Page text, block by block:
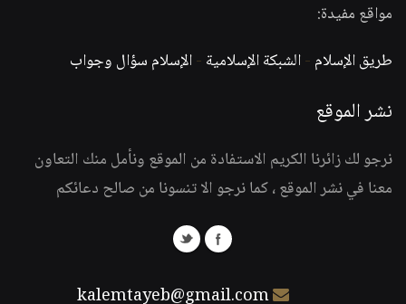
مواقع مفيدة:
طريق الإسلام -الشبكة الإسلامية -الإسلام سؤال وجواب
نشر الموقع
نرجو لك زائرنا الكريم الاستفادة من الموقع ونأمل منك التعاون
معنا في نشر الموقع ، كما نرجو الا تنسونا من صالح دعائكم
kalemtayeb@gmail.com